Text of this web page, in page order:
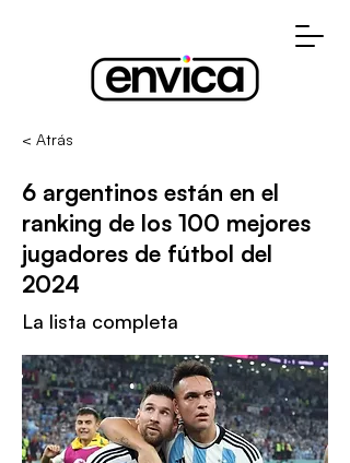
< Atrás
6 argentinos están en el
ranking de los 100 mejores
jugadores de fútbol del
2024
La lista completa